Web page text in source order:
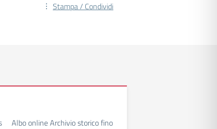
Stampa / Condividi
Albo online Archivio storico fino